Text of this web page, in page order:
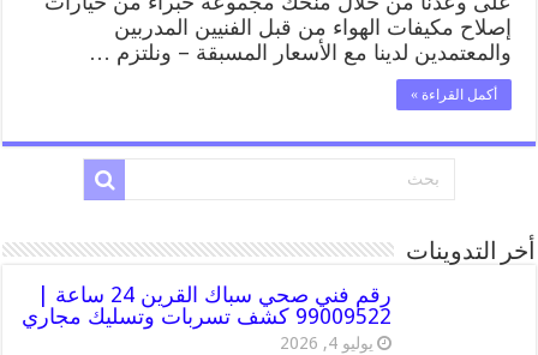
إصلاح مكيفات الهواء من قبل الفنيين المدربين
والمعتمدين لدينا مع الأسعار المسبقة – ونلتزم …
أكمل القراءة »
أخر التدوينات
رقم فني صحي سباك القرين 24 ساعة |
99009522 كشف تسربات وتسليك مجاري
يوليو 4, 2026